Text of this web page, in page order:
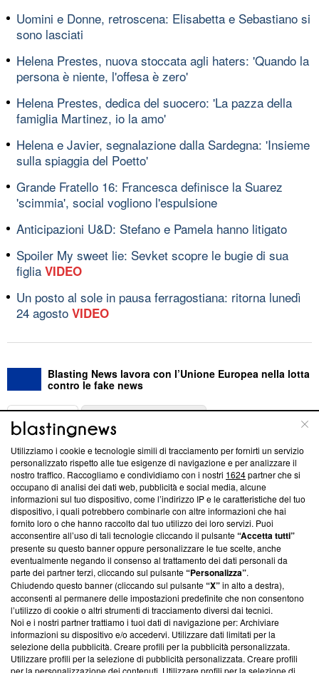
Uomini e Donne, retroscena: Elisabetta e Sebastiano si
sono lasciati
Helena Prestes, nuova stoccata agli haters: 'Quando la
persona è niente, l'offesa è zero'
Helena Prestes, dedica del suocero: 'La pazza della
famiglia Martinez, io la amo'
Helena e Javier, segnalazione dalla Sardegna: 'Insieme
sulla spiaggia del Poetto'
Grande Fratello 16: Francesca definisce la Suarez
'scimmia', social vogliono l'espulsione
Anticipazioni U&D: Stefano e Pamela hanno litigato
Spoiler My sweet lie: Sevket scopre le bugie di sua
figlia VIDEO
Un posto al sole in pausa ferragostiana: ritorna lunedì
24 agosto VIDEO
Blasting News lavora con l’Unione Europea nella lotta
contro le fake news
ABOUT
Questa sezione offre informazioni trasparenti su Blasting
News, sui nostri processi editoriali e su come ci impegniamo a
creare news di qualità. Inoltre, afferma la nostra aderenza a
‘Trust Project - News with Integrity’Blasting News non è
ancora membro del programma, ma ha richiesto di farne
parte; Trust Project non ha ancora effettuato una verifica di
conformità agli standard.
Su di noi
Team editoriale
Corporate
Redazione
Utilizziamo i cookie e tecnologie simili di tracciamento per fornirti un servizio
personalizzato rispetto alle tue esigenze di navigazione e per analizzare il
nostro traffico. Raccogliamo e condividiamo con i nostri 1624partner che si
occupano di analisi dei dati web, pubblicità e social media, alcune
informazioni sul tuo dispositivo, come l’indirizzo IP e le caratteristiche del tuo
dispositivo, i quali potrebbero combinarle con altre informazioni che hai
fornito loro o che hanno raccolto dal tuo utilizzo dei loro servizi. Puoi
acconsentire all’uso di tali tecnologie cliccando il pulsante“Accetta tutti”
presente su questo banner oppure personalizzare le tue scelte, anche
eventualmente negando il consenso al trattamento dei dati personali da
parte dei partner terzi, cliccando sul pulsante“Personalizza”.
Chiudendo questo banner (cliccando sul pulsante“X”in alto a destra),
acconsenti al permanere delle impostazioni predefinite che non consentono
l’utilizzo di cookie o altri strumenti di tracciamento diversi dai tecnici.
Noi e i nostri partner trattiamo i tuoi dati di navigazione per: Archiviare
informazioni su dispositivo e/o accedervi. Utilizzare dati limitati per la
selezione della pubblicità. Creare profili per la pubblicità personalizzata.
Utilizzare profili per la selezione di pubblicità personalizzata. Creare profili
per la personalizzazione dei contenuti. Utilizzare profili per la selezione di